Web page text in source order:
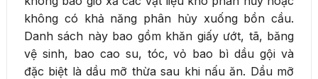
không có khả năng phân hủy xuống bồn cầu.
Danh sách này bao gồm khăn giấy ướt, tã, băng
vệ sinh, bao cao su, tóc, vỏ bao bì dầu gội và
đặc biệt là dầu mỡ thừa sau khi nấu ăn. Dầu mỡ